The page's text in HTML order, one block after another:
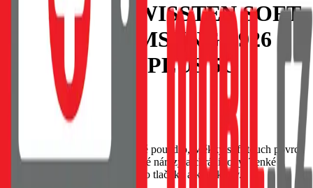
POUZDRO SWISSTEN SOFT
JOY PRO SAMSUNG S926
GALAXY S24 PLUS 5G
ČERVENÉ
8595217485785
SWISSTEN Soft Joy silikonové pouzdro, Měkký soft-touch povrch
příjemný na dotek, Tlumí drobné nárazy a chrání rohy, Tenké
provedení s přesnými výřezy pro tlačítka a konektory.